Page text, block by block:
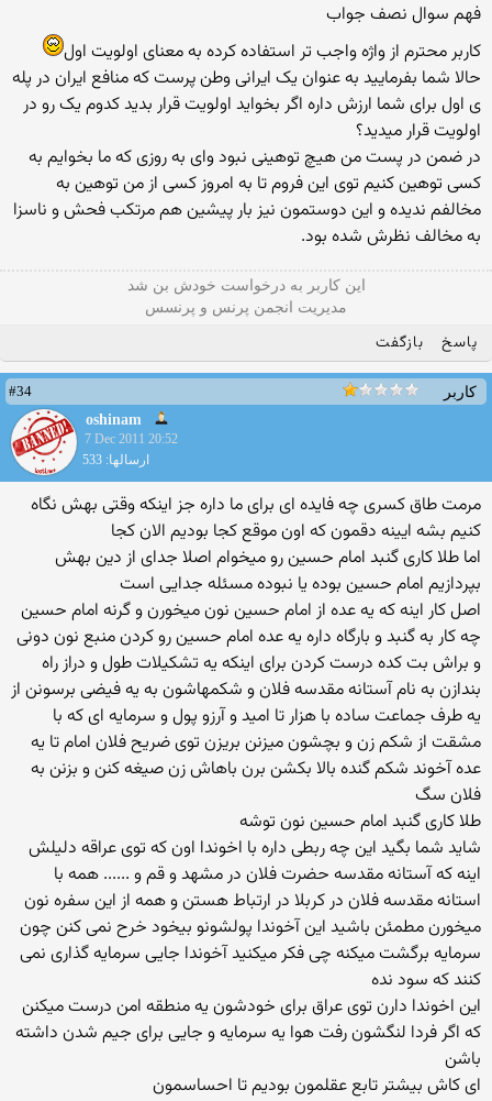
فهم سوال نصف جواب
کاربر محترم از واژه واجب تر استفاده کرده به معنای اولویت اول
حالا شما بفرمایید به عنوان یک ایرانی وطن پرست که منافع ایران در پله
ی اول برای شما ارزش داره اگر بخواید اولویت قرار بدید کدوم یک رو در
اولویت قرار میدید؟
در ضمن در پست من هیچ توهینی نبود وای به روزی که ما بخوایم به
کسی توهین کنیم توی این فروم تا به امروز کسی از من توهین به
مخالفم ندیده و این دوستمون نیز بار پیشین هم مرتکب فحش و ناسزا
به مخالف نظرش شده بود.
این كاربر به درخواست خودش بن شد
مدیریت انجمن پرنس و پرنسس
پاسخ بازگفت
کاربر
#34
oshinam
7 Dec 2011 20:52
ارسالها: 533
مرمت طاق کسری چه فایده ای برای ما داره جز اینکه وقتی بهش نگاه
کنیم بشه ایینه دقمون که اون موقع کجا بودیم الان کجا
اما طلا کاری گنبد امام حسین رو میخوام اصلا جدای از دین بهش
بپردازیم امام حسین بوده یا نبوده مسئله جدایی است
اصل کار اینه که یه عده از امام حسین نون میخورن و گرنه امام حسین
چه کار به گنبد و بارگاه داره یه عده امام حسین رو کردن منبع نون دونی
و براش بت کده درست کردن برای اینکه یه تشکیلات طول و دراز راه
بندازن به نام آستانه مقدسه فلان و شکمهاشون به یه فیضی برسونن از
یه طرف جماعت ساده با هزار تا امید و آرزو پول و سرمایه ای که با
مشقت از شکم زن و بچشون میزنن بریزن توی ضریح فلان امام تا یه
عده آخوند شکم گنده بالا بکشن برن باهاش زن صیغه کنن و بزنن به
فلان سگ
طلا کاری گنبد امام حسین نون توشه
شاید شما بگید این چه ربطی داره با اخوندا اون که توی عراقه دلیلش
اینه که آستانه مقدسه حضرت فلان در مشهد و قم و ...... همه با
استانه مقدسه فلان در کربلا در ارتباط هستن و همه از این سفره نون
میخورن مطمئن باشید این آخوندا پولشونو بیخود خرح نمی کنن چون
سرمایه برگشت میکنه چی فکر میکنید آخوندا جایی سرمایه گذاری نمی
کنند که سود نده
این اخوندا دارن توی عراق برای خودشون یه منطقه امن درست میکنن
که اگر فردا لنگشون رفت هوا یه سرمایه و جایی برای جیم شدن داشته
باشن
ای کاش بیشتر تابع عقلمون بودیم تا احساسمون